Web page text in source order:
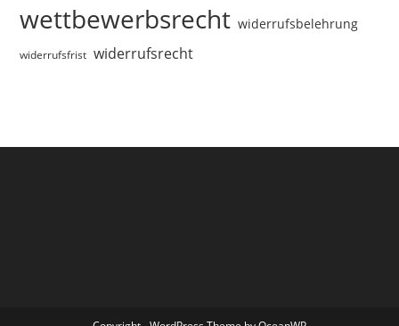
wettbewerbsrecht widerrufsbelehrung
widerrufsfrist widerrufsrecht